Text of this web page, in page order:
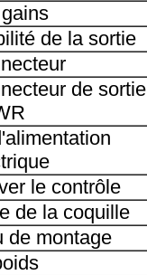
de la sortie
de sortie
le contrôle
de la coquille
de montage